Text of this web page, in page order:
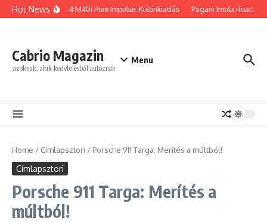
Ugrás a tartalomhoz
Hot NewsBMW Z4 M40i Pure Impulse: Különkiadás Pagani Imola
Cabrio Magazin
azoknak, akik kedvtelésből autóznak
Menu
Home / Címlapsztori / Porsche 911 Targa: Merítés a múltból!
Címlapsztori
Porsche 911 Targa: Merítés a
múltból!